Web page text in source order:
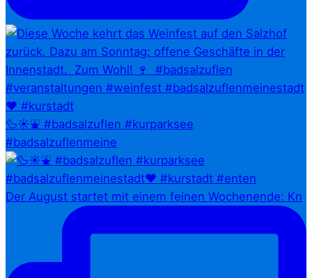
🦆☀️⛲ #badsalzuflen #kurparksee
#badsalzuflenmeine
Der August startet mit einem feinen Wochenende: Kn